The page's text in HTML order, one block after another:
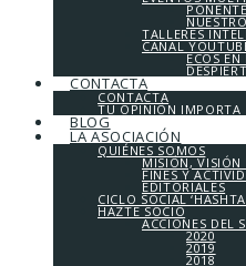
TALLERES
CANAL
ECOS
CONTACTA
CONTACTA
TU OPINIÓN IMPORTA
BLOG
LA ASOCIACIÓN
QUIÉNES SOMOS
MISIÓN, VISIÓN
FINES Y
EDITORIALES
CICLO SOCIAL
HAZTE SOCIO
ACCIONES DEL
2020
2019
2018